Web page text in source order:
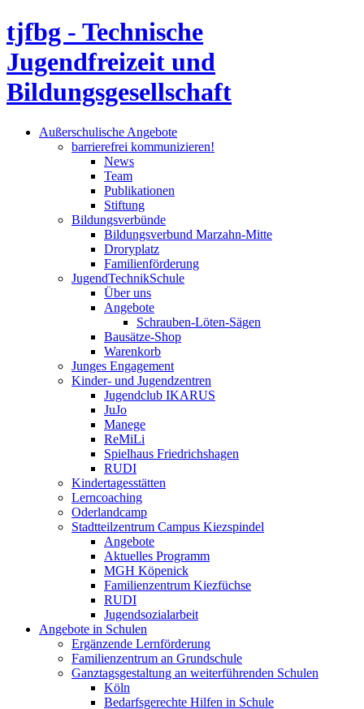
tjfbg - Technische
Jugendfreizeit und
Bildungsgesellschaft
Außerschulische Angebote
barrierefrei kommunizieren!
News
Team
Publikationen
Stiftung
Bildungsverbünde
Bildungsverbund Marzahn-Mitte
Droryplatz
Familienförderung
JugendTechnikSchule
Über uns
Angebote
Schrauben-Löten-Sägen
Bausätze-Shop
Warenkorb
Junges Engagement
Kinder- und Jugendzentren
Jugendclub IKARUS
JuJo
Manege
ReMiLi
Spielhaus Friedrichshagen
RUDI
Kindertagesstätten
Lerncoaching
Oderlandcamp
Stadtteilzentrum Campus Kiezspindel
Angebote
Aktuelles Programm
MGH Köpenick
Familienzentrum Kiezfüchse
RUDI
Jugendsozialarbeit
Angebote in Schulen
Ergänzende Lernförderung
Familienzentrum an Grundschule
Ganztagsgestaltung an weiterführenden Schulen
Köln
Bedarfsgerechte Hilfen in Schule